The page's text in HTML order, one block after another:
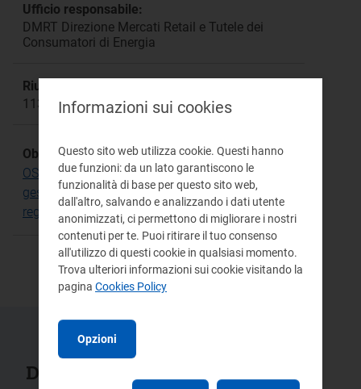
Ufficio responsabile:
DMRT Direzione Mercati Retail e Tutele dei
Consumatori di Energia
Riunione:
1139
Obiettivo Strategico:
OS.19 Miglioramento degli strumenti per la
gestione del rischio di controparte nei servizi
regolati
Documenti collegati
Informazioni sui cookies
Questo sito web utilizza cookie. Questi hanno
due funzioni: da un lato garantiscono le
funzionalità di base per questo sito web,
dall'altro, salvando e analizzando i dati utente
anonimizzati, ci permettono di migliorare i nostri
contenuti per te. Puoi ritirare il tuo consenso
all'utilizzo di questi cookie in qualsiasi momento.
Trova ulteriori informazioni sui cookie visitando la
pagina Cookies Policy
Opzioni